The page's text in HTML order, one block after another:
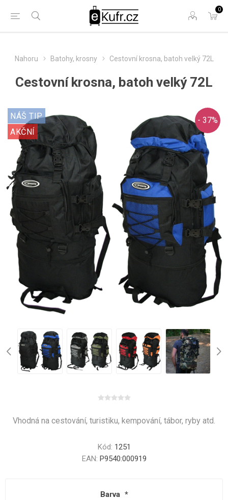
0
Nahoru Batohy, krosny Cestovní krosna, batoh velký 72L
Cestovní krosna, batoh velký 72L
- 37%
NÁŠ TIP
AKČNÍ
Vhodná na cestování, turistiku, kempování, tábor, ryby atd.
Kód: 1251
EAN: P9540:000919
Barva *